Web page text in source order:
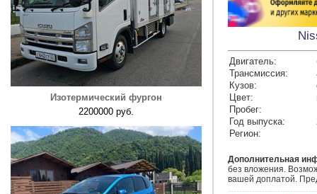
Изотермический фургон
2200000 руб.
Двигатель:
Трансмиссия:
Кузов:
Цвет:
Пробег:
Год выпуска:
Регион:
Дополнительная
без вложения.
вашей доплатой.